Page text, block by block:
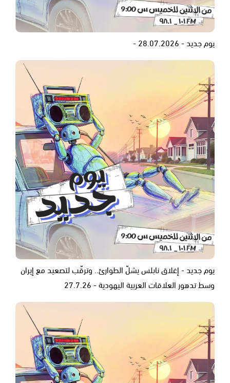
يوم جديد - 28.07.2026 -
يوم جديد - إغلاق نابلس يشلّ الطوارئ.. وترقّب لتصعيد مع إيران
وسط تدهور العلاقات العربية اليهودية - 27.7.26